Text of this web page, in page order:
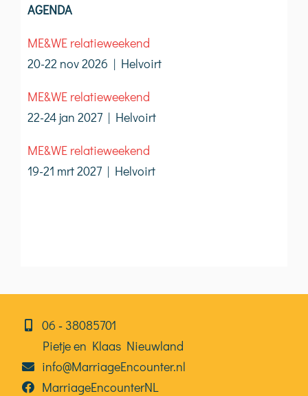
AGENDA
ME&WE relatieweekend
20-22 nov 2026 | Helvoirt
ME&WE relatieweekend
22-24 jan 2027 | Helvoirt
ME&WE relatieweekend
19-21 mrt 2027 | Helvoirt
06⁠⁠ ‑ 38085701
Pietje en Klaas Nieuwland
info@MarriageEncounter.nl
MarriageEncounterNL